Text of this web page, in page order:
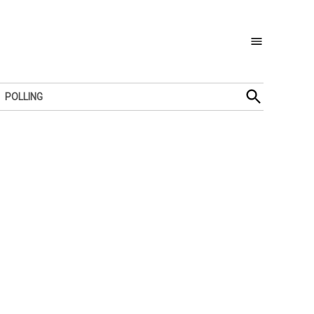
POLLING
Open
Search